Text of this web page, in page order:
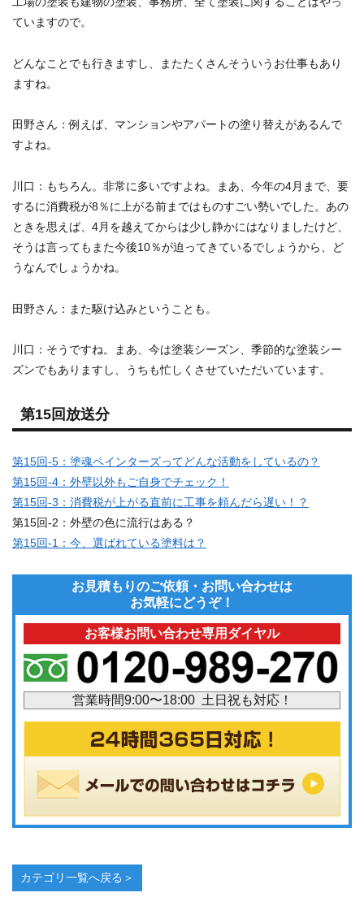
ていますので。
どんなことでも行きますし、またたくさんそういうお仕事もあり
ますね。
田野さん：例えば、マンションやアパートの塗り替えがあるんで
すよね。
川口： もちろん。非常に多いですよね。まあ、今年の4月まで、要
するに消費税が8％に上がる前まではものすごい勢いでした。あの
ときを思えば、4月を越えてからは少し静かにはなりましたけど、
そうは言ってもまた今後10％が迫ってきているでしょうから、ど
うなんでしょうかね。
田野さん： また駆け込みということも。
川口： そうですね。まあ、今は塗装シーズン、季節的な塗装シー
ズンでもありますし、うちも忙しくさせていただいています。
第15回放送分
第15回-5：塗魂ペインターズってどんな活動をしているの？
第15回-4：外壁以外もご自身でチェック！
第15回-3：消費税が上がる直前に工事を頼んだら遅い！？
第15回-2：外壁の色に流行はある？
第15回-1：今、選ばれている塗料は？
お見積もりのご依頼・お問い合わせは
お気軽にどうぞ！
お客様お問い合わせ専用ダイヤル
営業時間9:00〜18:00 土日祝も対応！
カテゴリ一覧へ戻る＞